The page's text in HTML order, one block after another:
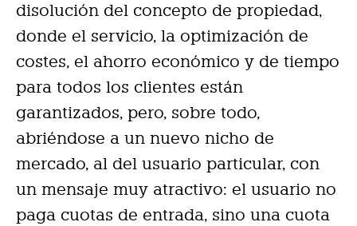
disolución del concepto de propiedad,
donde el servicio, la optimización de
costes, el ahorro económico y de tiempo
para todos los clientes están
garantizados, pero, sobre todo,
abriéndose a un nuevo nicho de
mercado, al del usuario particular, con
un mensaje muy atractivo: el usuario no
paga cuotas de entrada, sino una cuota